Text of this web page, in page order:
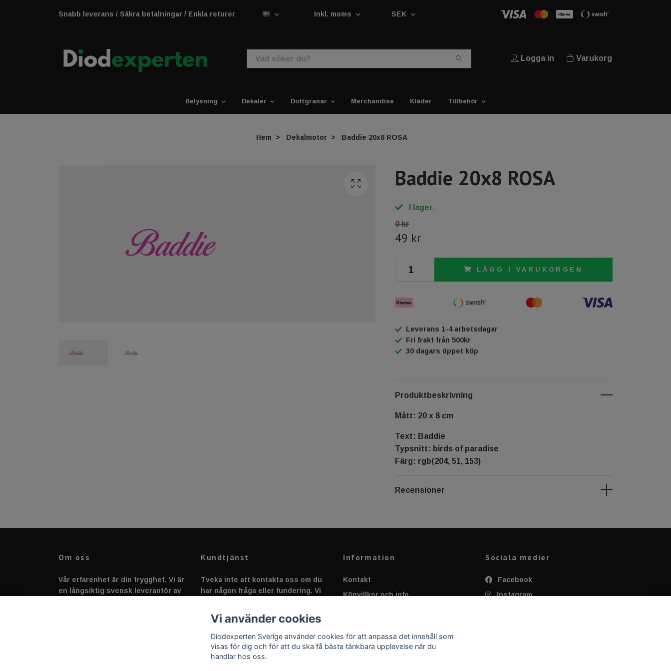
Snabb leverans / Säkra betalningar / Enkla returer Inkl. moms SEK
Logga in Varukorg
Belysning Dekaler Doftgranar Merchandise Kläder Tillbehör
Hem Dekalmotor Baddie 20x8 ROSA
Baddie 20x8 ROSA
I lager.
0 kr
49 kr
LÄGG I VARUKORGEN
Leverans 1-4 arbetsdagar
Fri frakt från 500kr
30 dagars öppet köp
Produktbeskrivning
Mått: 20 x 8 cm
Text: Baddie
Typsnitt: birds of paradise
Färg: rgb(204, 51, 153)
Recensioner
Om oss
Vår erfarenhet är din trygghet. Vi är
en långsiktig svensk leverantör av
Kundtjänst
Tveka inte att kontakta oss om du
har någon fråga eller fundering. Vi
Information
Kontakt
Köpvillkor och info
Applicering av Dekal
Sociala medier
Facebook
Instagram
Vi använder cookies
Diodexperten Sverige använder cookies för att anpassa det innehåll som
visas för dig och för att du ska få bästa tänkbara upplevelse när du
handlar hos oss.